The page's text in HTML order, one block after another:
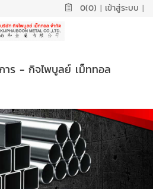
0(0) | เข้าสู่ระบบ |
าร - กิจไพบูลย์ เม็ททอล